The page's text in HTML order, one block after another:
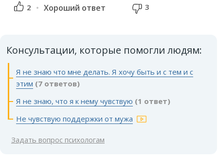
2 Хороший ответ 3
Консультации, которые помогли людям:
Я не знаю что мне делать. Я хочу быть и с тем и с
этим (7 ответов)
Я не знаю, что я к нему чувствую (1 ответ)
Не чувствую поддержки от мужа
Задать вопрос психологам